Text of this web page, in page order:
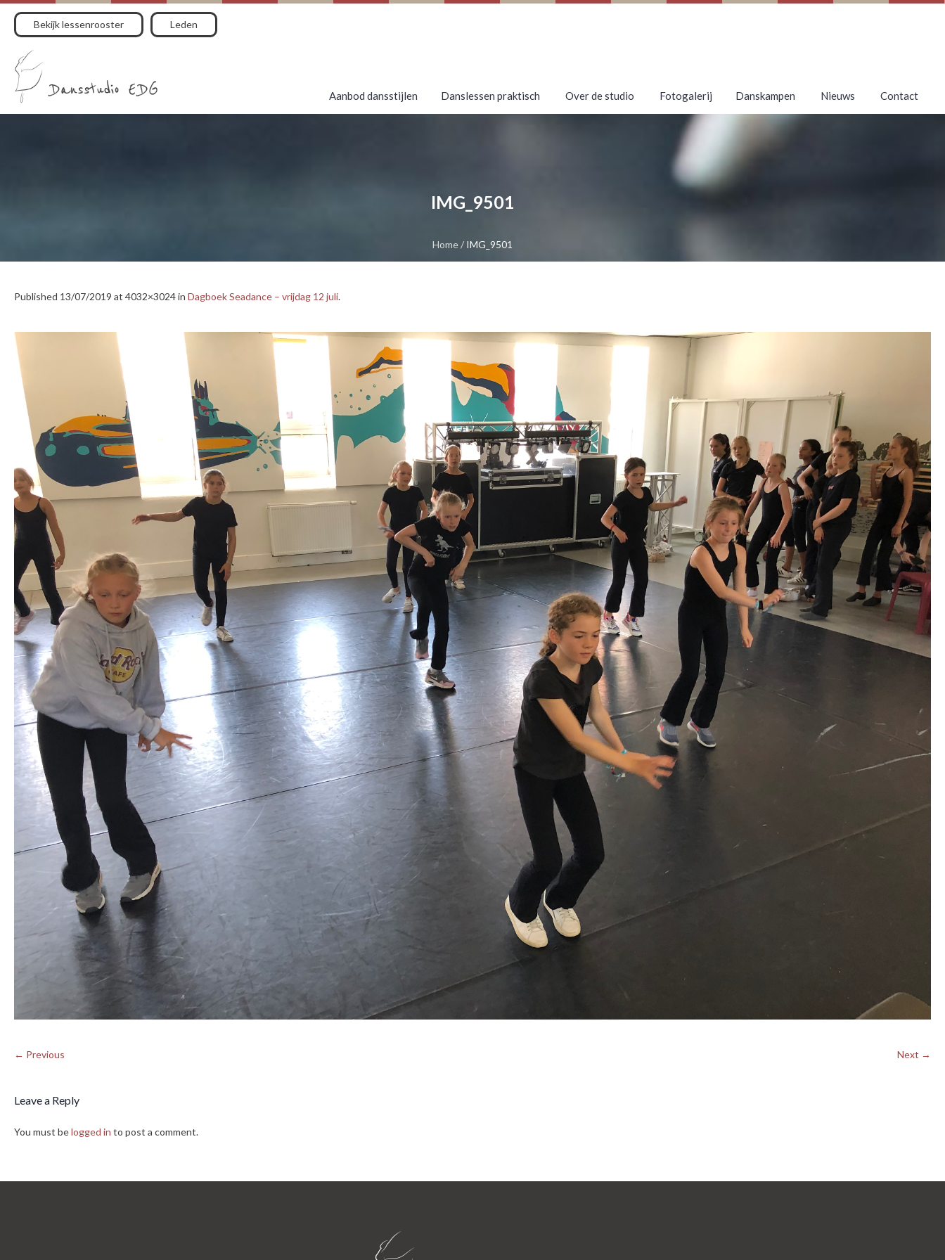
Bekijk lessenrooster Leden
Aanbod dansstijlen Danslessen praktisch Over de studio Fotogalerij Danskampen Nieuws Contact
IMG_9501
Home/ IMG_9501
Published 13/07/2019 at 4032×3024 in Dagboek Seadance – vrijdag 12 juli.
← Previous Next →
Leave a Reply
You must belogged in to post a comment.